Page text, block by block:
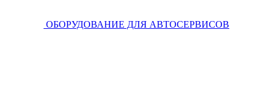
ОБОРУДОВАНИЕ ДЛЯ АВТОСЕРВИСОВ